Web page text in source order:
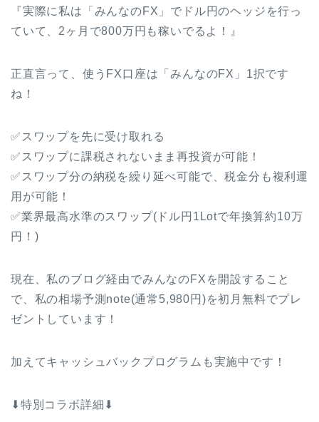
『実際に私は「みんなのFX」でドル円のヘッジを行っ
ていて、2ヶ月で800万円も稼いでるよ！』
正直言って、使うFX口座は「みんなのFX」1択です
ね！
✅スワップを先に受け取れる
✅スワップに課税されないまま再投資が可能！
✅スワップ分の納税を繰り延べ可能で、税金分も複利運
用が可能！
✅業界最高水準のスワップ(ドル円1Lotで年換算約10万
円！)
現在、私のブログ経由でみんなのFXを開設すること
で、私の相場予測note(通常5,980円)を初月無料でプレ
ゼントしています！
加えてキャッシュバックプログラムも実施中です！
⬇特別コラボ詳細⬇